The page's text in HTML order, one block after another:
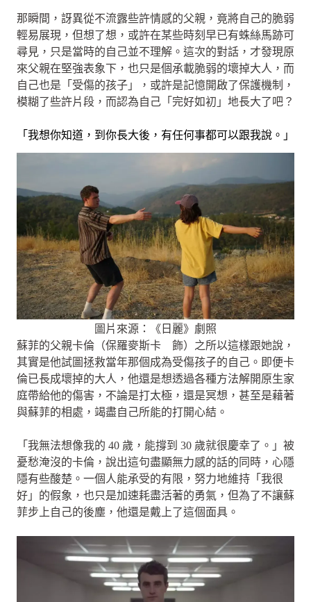
那瞬間，訝異從不流露些許情感的父親，竟將自己的脆弱
輕易展現，但想了想，或許在某些時刻早已有蛛絲馬跡可
尋見，只是當時的自己並不理解。這次的對話，才發現原
來父親在堅強表象下，也只是個承載脆弱的壞掉大人，而
自己也是「受傷的孩子」，或許是記憶開啟了保護機制，
模糊了些許片段，而認為自己「完好如初」地長大了吧？
「我想你知道，到你長大後，有任何事都可以跟我說。」
圖片來源：《日麗》劇照
蘇菲的父親卡倫（保羅麥斯卡 飾）之所以這樣跟她說，
其實是他試圖拯救當年那個成為受傷孩子的自己。即便卡
倫已長成壞掉的大人，他還是想透過各種方法解開原生家
庭帶給他的傷害，不論是打太極，還是冥想，甚至是藉著
與蘇菲的相處，竭盡自己所能的打開心結。
「我無法想像我的 40 歲，能撐到 30 歲就很慶幸了。」被
憂愁淹沒的卡倫，說出這句盡顯無力感的話的同時，心隱
隱有些酸楚。一個人能承受的有限，努力地維持「我很
好」的假象，也只是加速耗盡活著的勇氣，但為了不讓蘇
菲步上自己的後塵，他還是戴上了這個面具。